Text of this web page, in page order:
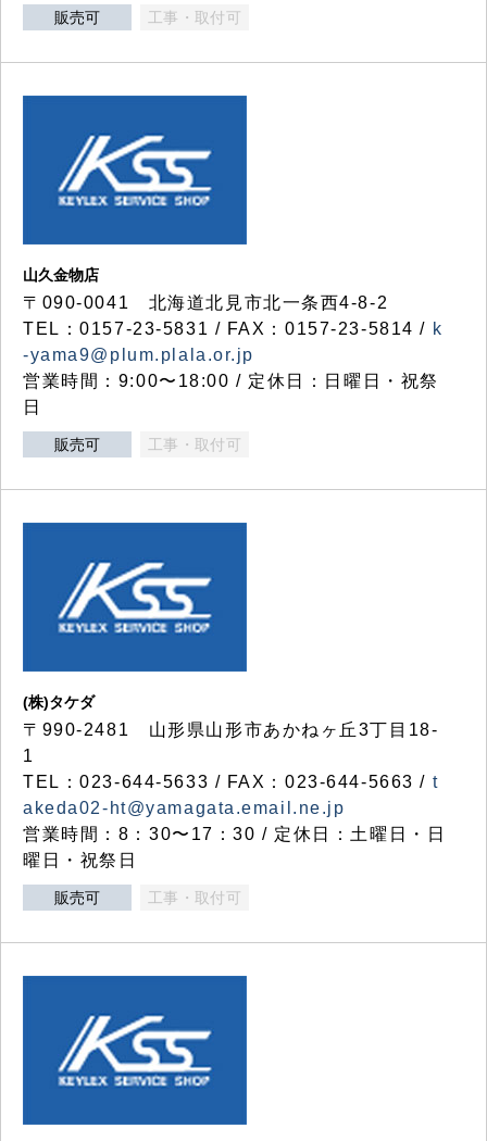
販売可 工事・取付可
山久金物店
〒090-0041 北海道北見市北一条西4-8-2
TEL：0157-23-5831 / FAX：0157-23-5814 / k
-yama9@plum.plala.or.jp
営業時間：9:00〜18:00 / 定休日：日曜日・祝祭
日
販売可 工事・取付可
(株)タケダ
〒990-2481 山形県山形市あかねヶ丘3丁目18-
1
TEL：023-644-5633 / FAX：023-644-5663 / t
akeda02-ht@yamagata.email.ne.jp
営業時間：8：30〜17：30 / 定休日：土曜日・日
曜日・祝祭日
販売可 工事・取付可